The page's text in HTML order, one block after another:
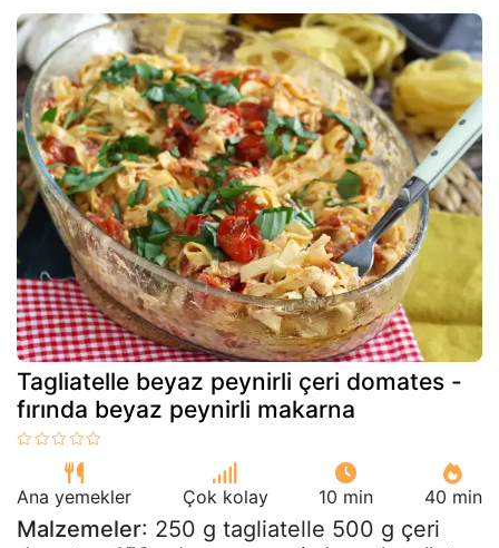
Tagliatelle beyaz peynirli çeri domates -
fırında beyaz peynirli makarna
Ana yemekler Çok kolay 10 min 40 min
Malzemeler: 250 g tagliatelle 500 g çeri